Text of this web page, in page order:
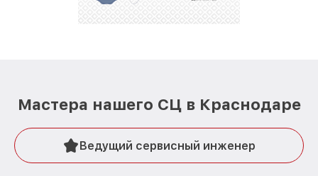
Мастера нашего СЦ в Краснодаре
Ведущий сервисный инженер